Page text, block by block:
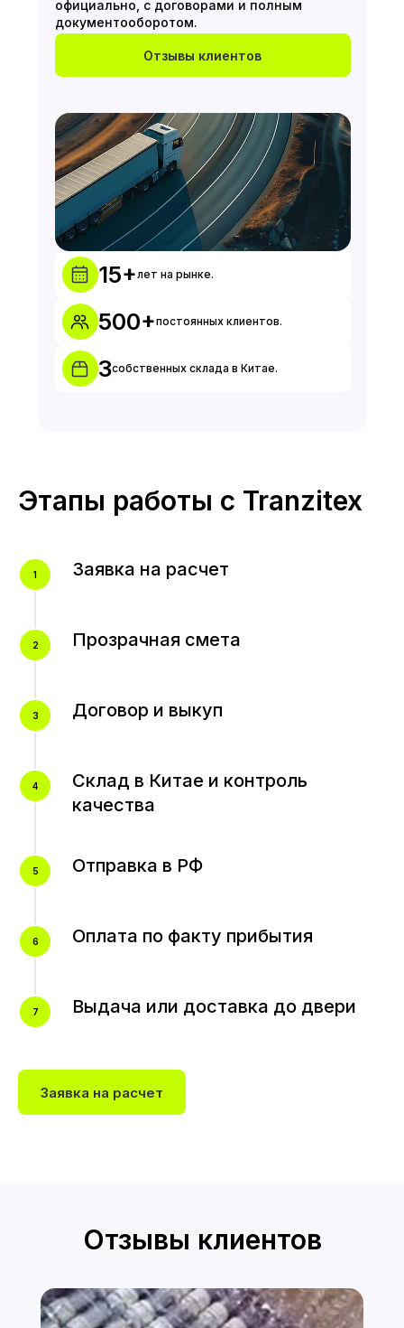
официально, с договорами и полным
документооборотом.
Отзывы клиентов
15+лет на рынке.
500+постоянных клиентов.
3собственных склада в Китае.
Этапы работы с Tranzitex
Заявка на расчет
Прозрачная смета
Договор и выкуп
Склад в Китае и контроль
качества
Отправка в РФ
Оплата по факту прибытия
Выдача или доставка до двери
Заявка на расчет
Отзывы клиентов